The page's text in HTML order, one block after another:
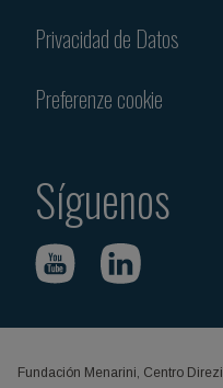
Privacidad de Datos
Preferenze cookie
Síguenos
Fundación Menarini, Centro